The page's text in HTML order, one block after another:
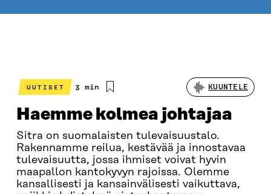
UUTISET
Arvioitu
3 min KUUNTELE
Haemme kolmea johtajaa
Sitra on suomalaisten tulevaisuustalo.
Rakennamme reilua, kestävää ja innostavaa
tulevaisuutta, jossa ihmiset voivat hyvin
maapallon kantokyvyn rajoissa. Olemme
kansallisesti ja kansainvälisesti vaikuttava,